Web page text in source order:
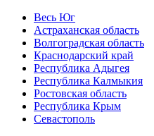
Весь Юг
Астраханская область
Волгоградская область
Краснодарский край
Республика Адыгея
Республика Калмыкия
Ростовская область
Республика Крым
Севастополь